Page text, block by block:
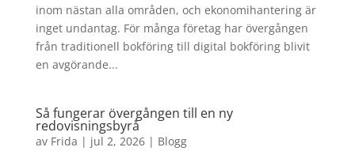
inom nästan alla områden, och ekonomihantering är
inget undantag. För många företag har övergången
från traditionell bokföring till digital bokföring blivit
en avgörande...
Så fungerar övergången till en ny
redovisningsbyrå
av Frida | jul 2, 2026| Blogg